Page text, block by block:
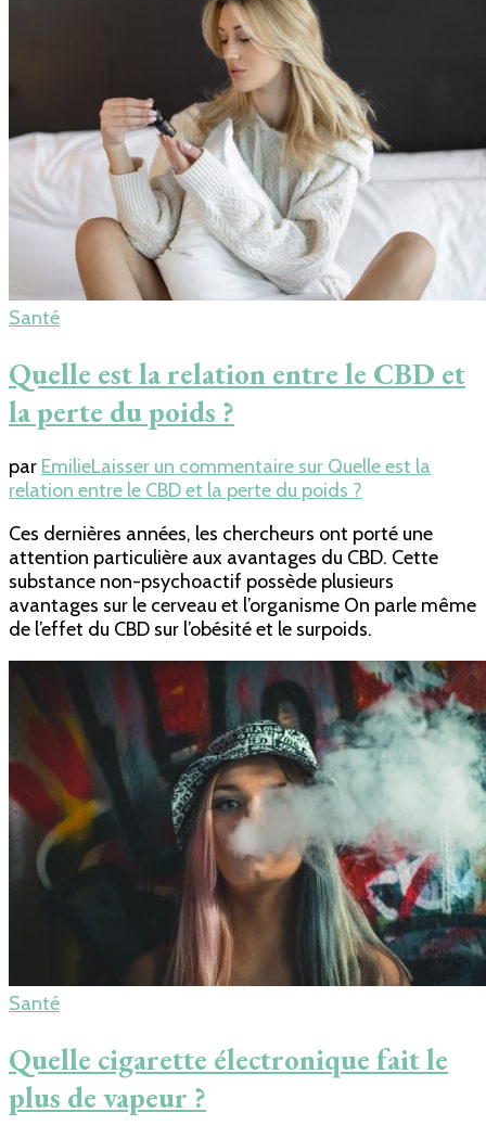
Santé
Quelle est la relation entre le CBD et
la perte du poids ?
par EmilieLaisser un commentaire sur Quelle est la
relation entre le CBD et la perte du poids ?
Ces dernières années, les chercheurs ont porté une
attention particulière aux avantages du CBD. Cette
substance non-psychoactif possède plusieurs
avantages sur le cerveau et l’organisme On parle même
de l’effet du CBD sur l’obésité et le surpoids.
Santé
Quelle cigarette électronique fait le
plus de vapeur ?